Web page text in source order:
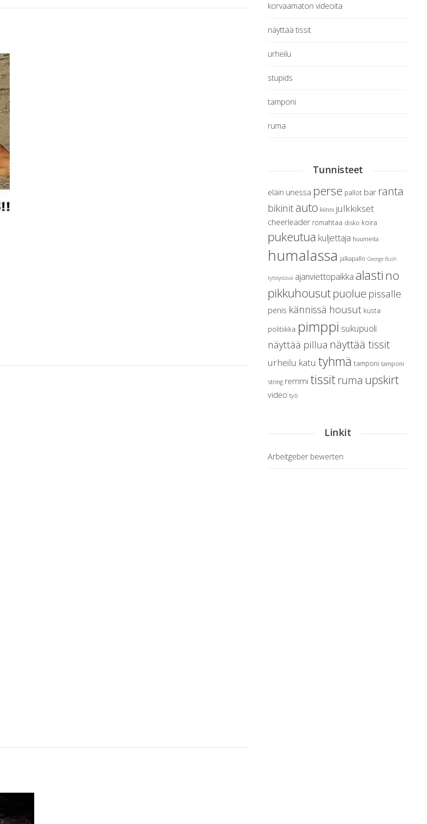
korvaamaton videoita
näyttää tissit
urheilu
stupids
tamponi
ruma
Tunnisteet
eläin unessa perse pallot bar ranta
bikinitauto kiinni julkkikset
cheerleader romahtaa disko koira
pukeutua kuljettaja huumeita
humalassa jalkapallo George Bush
tyttöystävä ajanviettopaikka alasti no
pikkuhousutpuolue pissalle
penis kännissä housut kusta
politiikka pimppi sukupuoli
näyttää pillua näyttää tissit
urheilu katu tyhmä tamponi tamponi
string remmitissitruma upskirt
video työ
Linkit
Arbeitgeber bewerten